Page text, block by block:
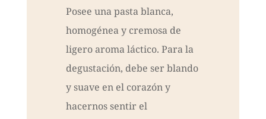
Posee una pasta blanca,
homogénea y cremosa de
ligero aroma láctico. Para la
degustación, debe ser blando
y suave en el corazón y
hacernos sentir el